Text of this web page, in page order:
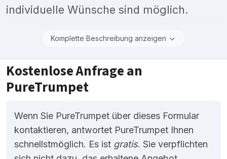
individuelle Wünsche sind möglich.
Komplette Beschreibung anzeigen
Kostenlose Anfrage an
PureTrumpet
Wenn Sie PureTrumpet über dieses Formular
kontaktieren, antwortet PureTrumpet Ihnen
schnellstmöglich. Es ist gratis. Sie verpflichten